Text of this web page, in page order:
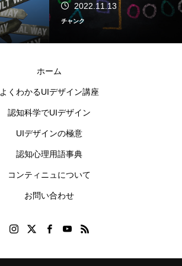
2022.11.13
チャンク
ホーム
よくわかるUIデザイン講座
認知科学でUIデザイン
UIデザインの極意
認知心理用語事典
コンティニュについて
お問い合わせ